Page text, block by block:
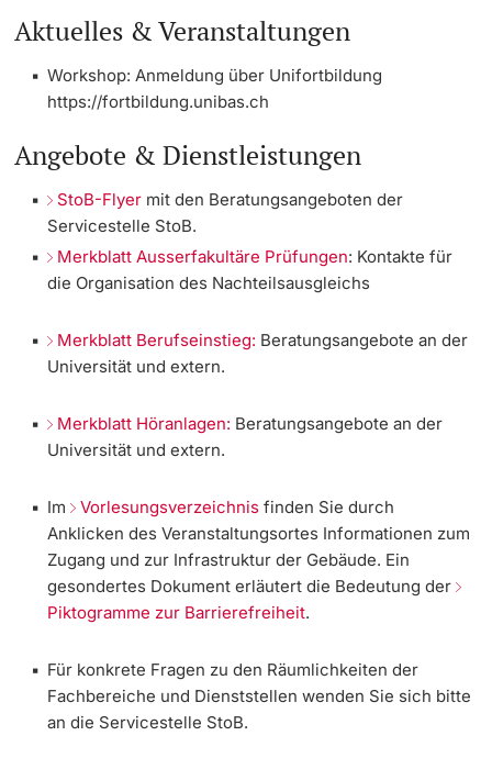
Soziales & Gesundheit
Militär- & Zivildienst
Inklusive Universität
Koordinationsstelle für Geflüchtete
Beratungswegweiser
Lernen & Lehren
KI in Studium und Lehre
Sprachenzentrum
Universitätsbibliothek Basel
Lernräume
Aktuelles & Veranstaltungen
Workshop: Anmeldung über Unifortbildung
https://fortbildung.unibas.ch
Angebote & Dienstleistungen
StoB-Flyer mit den Beratungsangeboten der
Servicestelle StoB.
Merkblatt Ausserfakultäre Prüfungen: Kontakte für
die Organisation des Nachteilsausgleichs
Merkblatt Berufseinstieg: Beratungsangebote an der
Universität und extern.
Merkblatt Höranlagen: Beratungsangebote an der
Universität und extern.
Im Vorlesungsverzeichnis finden Sie durch
Anklicken des Veranstaltungsortes Informationen zum
Zugang und zur Infrastruktur der Gebäude. Ein
gesondertes Dokument erläutert die Bedeutung der
Piktogramme zur Barrierefreiheit.
Für konkrete Fragen zu den Räumlichkeiten der
Fachbereiche und Dienststellen wenden Sie sich bitte
an die Servicestelle StoB.